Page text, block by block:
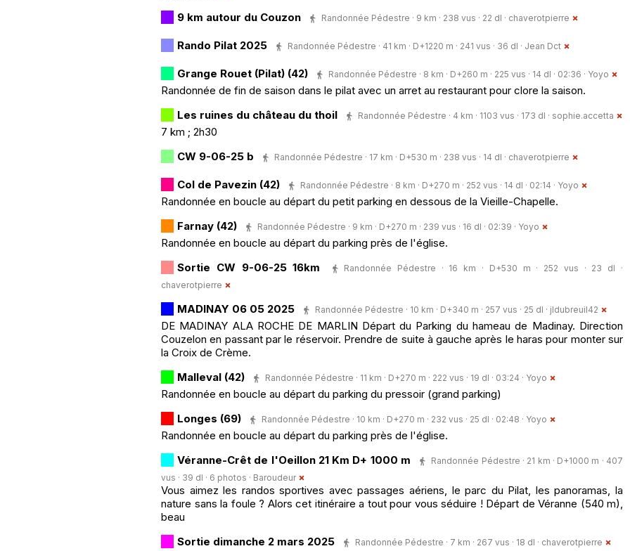
9 km autour du Couzon Randonnée Pédestre · 9 km · 238 vus · 22 dl · chaverotpierre
Rando Pilat 2025 Randonnée Pédestre · 41 km · D+1220 m · 241 vus · 36 dl · Jean Dct
Grange Rouet (Pilat) (42) Randonnée Pédestre · 8 km · D+260 m · 225 vus · 14 dl · 02:36 · Yoyo
Randonnée de fin de saison dans le pilat avec un arret au restaurant pour clore la saison.
Les ruines du château du thoil
Randonnée Pédestre · 4 km · 1103 vus · 173 dl · sophie.accetta
7 km ; 2h30
CW 9-06-25 b
Randonnée Pédestre · 17 km · D+530 m · 238 vus · 14 dl · chaverotpierre
Col de Pavezin (42) Randonnée Pédestre · 8 km · D+270 m · 252 vus · 14 dl · 02:14 · Yoyo
Randonnée en boucle au départ du petit parking en dessous de la Vieille-Chapelle.
Farnay (42)
Randonnée Pédestre · 9 km · D+270 m · 239 vus · 16 dl · 02:39 · Yoyo
Randonnée en boucle au départ du parking près de l'église.
Sortie CW 9-06-25 16km
Randonnée Pédestre · 16 km · D+530 m · 252 vus · 23 dl ·
chaverotpierre
MADINAY 06 05 2025 Randonnée Pédestre · 10 km · D+340 m · 257 vus · 25 dl · jldubreuil42
DE MADINAY ALA ROCHE DE MARLIN Départ du Parking du hameau de Madinay. Direction
Couzelon en passant par le réservoir. Prendre de suite à gauche après le haras pour monter sur
la Croix de Crème.
Malleval (42)
Randonnée Pédestre · 11 km · D+270 m · 222 vus · 19 dl · 03:24 · Yoyo
Randonnée en boucle au départ du parking du pressoir (grand parking)
Longes (69)
Randonnée Pédestre · 10 km · D+270 m · 232 vus · 25 dl · 02:48 · Yoyo
Randonnée en boucle au départ du parking près de l'église.
Véranne-Crêt de l'Oeillon 21 Km D+ 1000 m
Randonnée Pédestre · 21 km · D+1000 m · 407
vus · 39 dl · 6 photos · Baroudeur
Vous aimez les randos sportives avec passages aériens, le parc du Pilat, les panoramas, la
nature sans la foule ? Alors cet itinéraire a tout pour vous séduire ! Départ de Véranne (540 m),
beau
Sortie dimanche 2 mars 2025
Randonnée Pédestre · 7 km · 267 vus · 18 dl · chaverotpierre